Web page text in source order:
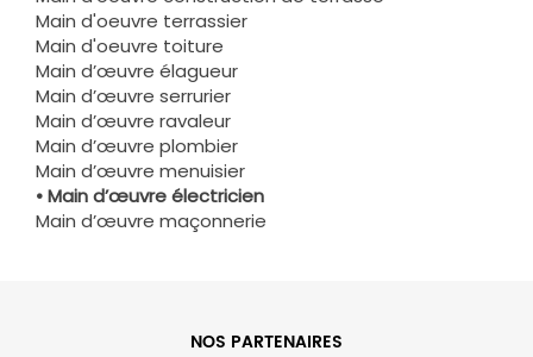
Main d'oeuvre terrassier
Main d'oeuvre toiture
Main d’œuvre élagueur
Main d’œuvre serrurier
Main d’œuvre ravaleur
Main d’œuvre plombier
Main d’œuvre menuisier
• Main d’œuvre électricien
Main d’œuvre maçonnerie
NOS PARTENAIRES